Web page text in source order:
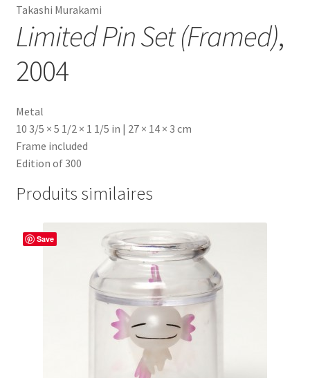
Takashi Murakami
Limited Pin Set (Framed),
2004
Metal
10 3/5 × 5 1/2 × 1 1/5 in | 27 × 14 × 3 cm
Frame included
Edition of 300
Produits similaires
Save